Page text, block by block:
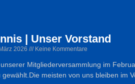
| Unser Vorstand
2026 Keine Kommentare
Mitgliederversammlung im
gewählt.Die meisten von uns bleiben im